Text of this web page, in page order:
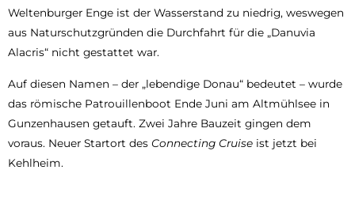
Weltenburger Enge ist der Wasserstand zu niedrig, weswegen
aus Naturschutzgründen die Durchfahrt für die „Danuvia
Alacris“ nicht gestattet war.
Auf diesen Namen – der „lebendige Donau“ bedeutet – wurde
das römische Patrouillenboot Ende Juni am Altmühlsee in
Gunzenhausen getauft. Zwei Jahre Bauzeit gingen dem
voraus. Neuer Startort des Connecting Cruise ist jetzt bei
Kehlheim.